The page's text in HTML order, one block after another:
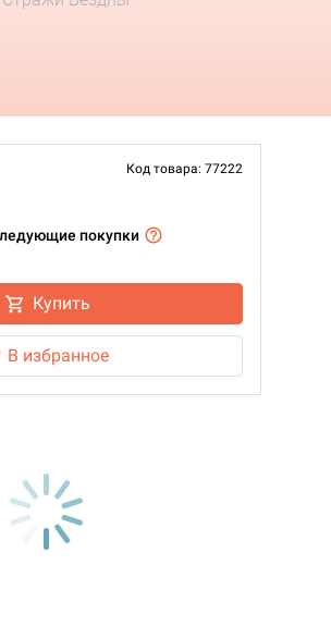
Код товара: 77222
покупки
Купить
В избранное